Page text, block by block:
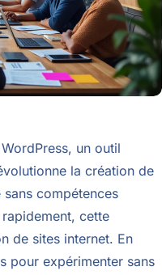
un outil
la création de
compétences
cette
de sites internet. En
pour expérimenter sans